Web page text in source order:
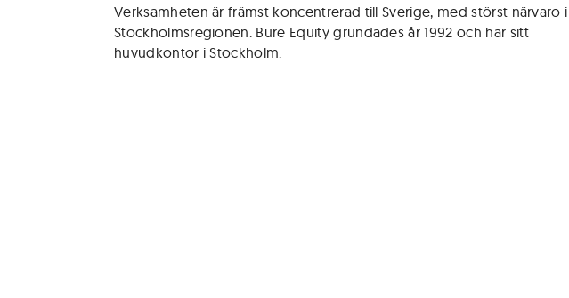
Verksamheten är främst koncentrerad till Sverige, med störst närvaro i
Stockholmsregionen. Bure Equity grundades år 1992 och har sitt
huvudkontor i Stockholm.